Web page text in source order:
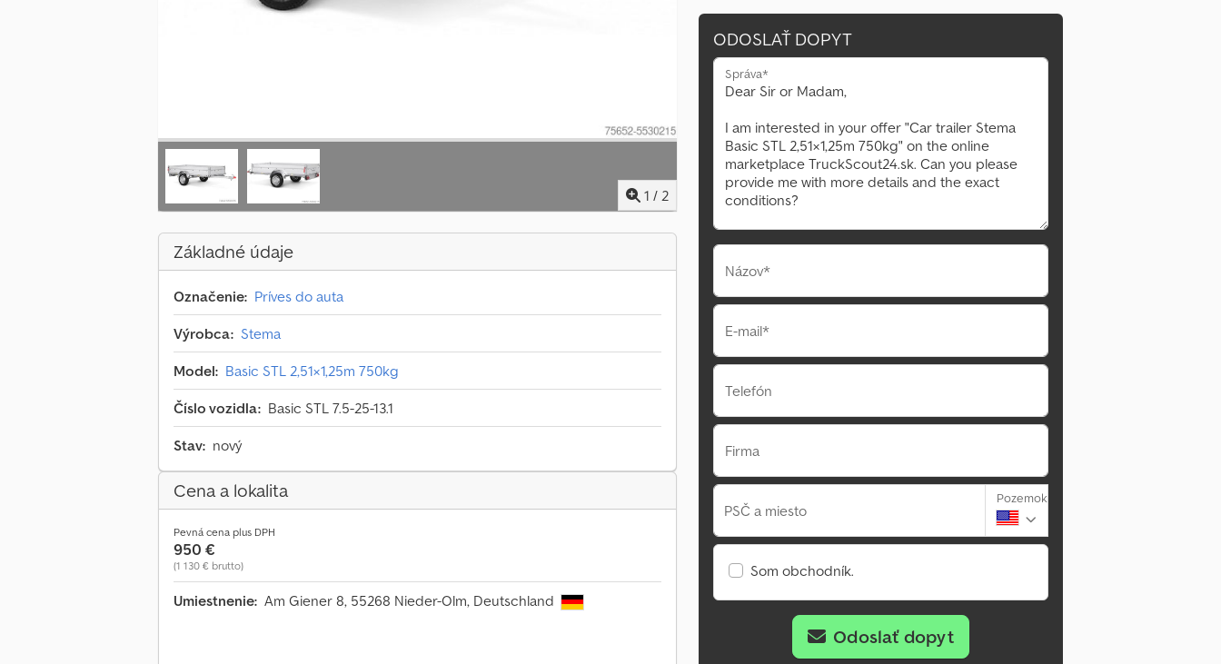
1 / 2
Základné údaje
Označenie: Príves do auta
Výrobca: Stema
Model: Basic STL 2,51×1,25m 750kg
Číslo vozidla: Basic STL 7.5-25-13.1
Stav: nový
Cena a lokalita
Pevná cena plus DPH
950 €
(1 130 € brutto)
Umiestnenie: Am Giener 8, 55268 Nieder-Olm, Deutschland
ODOSLAŤ DOPYT
Správa*
Názov*
E-mail*
Telefón
Firma
PSČ a miesto
Pozemok
Som obchodník.
Odoslať dopyt